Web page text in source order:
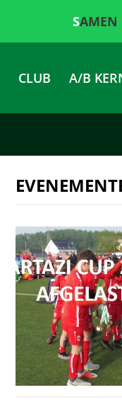
SAMEN
CLUB A/B